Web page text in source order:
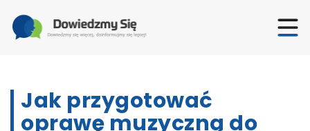
Jak przygotować
oprawę muzyczną do